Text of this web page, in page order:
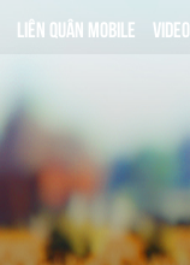
LIÊN QUÂN MOBILE VIDEO